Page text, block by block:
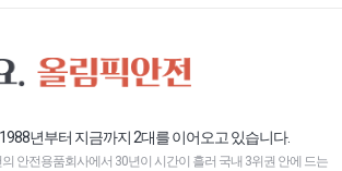
년부터 지금까지 2대를 이어오고 있습니다.
안전용품회사에서 30년이 시간이 흘러 국내 3위권 안에 드는